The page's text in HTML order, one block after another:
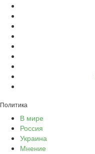
Политика
В мире
Россия
Украина
Мнение